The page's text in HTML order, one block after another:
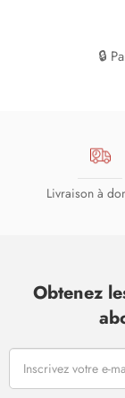
🔒
Livraison à
Obtenez